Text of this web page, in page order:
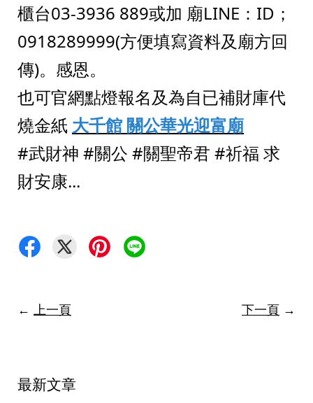
櫃台03-3936 889或加 廟LINE：ID；
0918289999(方便填寫資料及廟方回
傳)。感恩。
也可官網點燈報名及為自已補財庫代
燒金紙 大千館 關公華光迎富廟
#武財神 #關公 #關聖帝君 #祈福 求
財安康...
← 上一頁 下一頁 →
最新文章